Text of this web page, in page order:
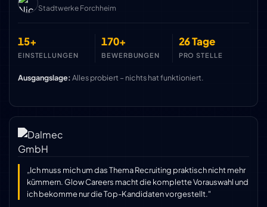
Stadtwerke Forchheim
15+
EINSTELLUNGEN
170+
BEWERBUNGEN
26 Tage
PRO STELLE
Ausgangslage:Alles probiert – nichts hat funktioniert.
„Ich muss mich um das Thema Recruiting praktisch nicht mehr
kümmern. Glow Careers macht die komplette Vorauswahl und
ich bekomme nur die Top-Kandidaten vorgestellt."